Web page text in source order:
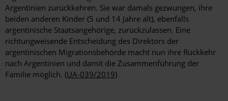
Argentinien zurückkehren. Sie war damals gezwungen, ihre
beiden anderen Kinder (5 und 14 Jahre alt), ebenfalls
argentinische Staatsangehörige, zurückzulassen. Eine
richtungweisende Entscheidung des Direktors der
argentinischen Migrationsbehörde macht nun ihre Rückkehr
nach Argentinien und damit die Zusammenführung der
Familie möglich. (UA-039/2019)